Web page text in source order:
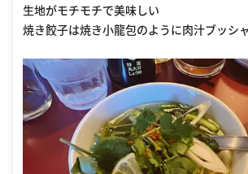
生地がモチモチで美味しい
焼き餃子は焼き小龍包のように肉汁ブッシ